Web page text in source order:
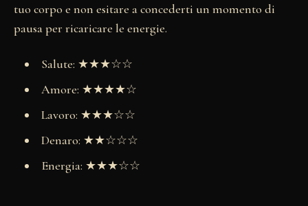
tuo corpo e non esitare a concederti un momento di
pausa per ricaricare le energie.
Salute: ★★★☆☆
Amore: ★★★★☆
Lavoro: ★★★☆☆
Denaro: ★★☆☆☆
Energia: ★★★☆☆